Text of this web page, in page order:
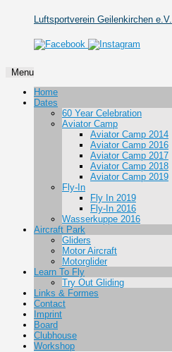
Luftsportverein Geilenkirchen e.V.
Menu
Home
Dates
60 Year Celebration
Aviator Camp
Aviator Camp 2014
Aviator Camp 2016
Aviator Camp 2017
Aviator Camp 2018
Aviator Camp 2019
Fly-In
Fly In 2019
Fly-In 2016
Wasserkuppe 2016
Aircraft Park
Gliders
Motor Aircraft
Motorglider
Learn To Fly
Try Out Gliding
Links & Formes
Contact
Imprint
Board
Clubhouse
Workshop